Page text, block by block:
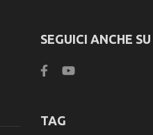
SEGUICI ANCHE SU
TAG